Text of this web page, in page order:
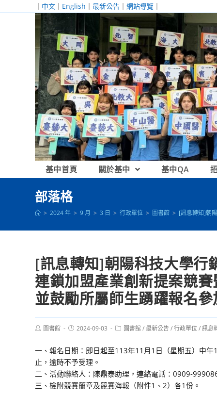
｜ 中文 ｜ English ｜ 最新公告 ｜ 網站導覽 ｜
基中首頁 關於基中 基中QA
部落格
> 2024 年 > 9 月 > 3 日 > 行政單位 > 圖書館 > [訊息轉知]朝
[訊息轉知]朝陽科技大學行
連鎖加盟產業創新提案競
並鼓勵所屬師生踴躍報名參
Post圖書館
Post2024-09-03
Post圖書館/最新公告/行政單位/訊息
一、報名日期：即日起至113年11月1日（星期五）中午
止，逾時不予受理。
二、活動聯絡人：陳鼎泰助理，連絡電話：0909-
三、檢附競賽簡章及競賽海報（附件1、2）各1份。